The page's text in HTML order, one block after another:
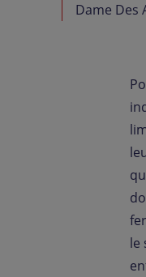
Dame Des
le